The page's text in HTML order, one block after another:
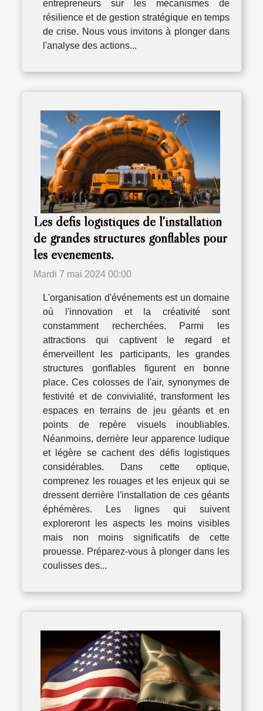
entrepreneurs sur les mécanismes de
résilience et de gestion stratégique en temps
de crise. Nous vous invitons à plonger dans
l'analyse des actions...
Les défis logistiques de l'installation
de grandes structures gonflables pour
les événements.
Mardi 7 mai 2024 00:00
L'organisation d'événements est un domaine
où l'innovation et la créativité sont
constamment recherchées. Parmi les
attractions qui captivent le regard et
émerveillent les participants, les grandes
structures gonflables figurent en bonne
place. Ces colosses de l'air, synonymes de
festivité et de convivialité, transforment les
espaces en terrains de jeu géants et en
points de repère visuels inoubliables.
Néanmoins, derrière leur apparence ludique
et légère se cachent des défis logistiques
considérables. Dans cette optique,
comprenez les rouages et les enjeux qui se
dressent derrière l'installation de ces géants
éphémères. Les lignes qui suivent
exploreront les aspects les moins visibles
mais non moins significatifs de cette
prouesse. Préparez-vous à plonger dans les
coulisses des...